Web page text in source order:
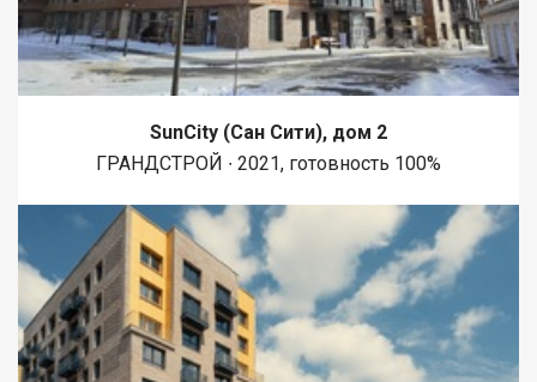
SunCity (Сан Сити), дом 2
ГРАНДСТРОЙ ∙ 2021, готовность 100%